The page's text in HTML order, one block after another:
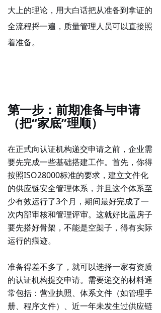
大上的理论，用大白话把从准备到拿证的
全流程捋一遍，质量管理人员可以直接照
着准备。
第一步：前期准备与申请
（把“家底”理顺）
在正式向认证机构递交申请之前，企业需
要先完成一些基础搭建工作。首先，你得
按照ISO28000标准的要求，建立文件化
的供应链安全管理体系，并且这个体系至
少有效运行了3个月 ，期间最好完成了一
次内部审核和管理评审。这就好比盖房子
要先搭好骨架，不能是空架子，得有实际
运行的痕迹。
准备得差不多了，就可以选择一家有资质
的认证机构提交申请。需要递交的材料通
常包括：营业执照、体系文件（如管理手
册、程序文件）、 近一年未发生过供应链